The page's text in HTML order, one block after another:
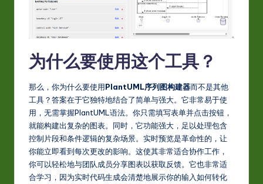
为什么要使用这个工具？
那么，你为什么要使用PlantUML序列图构建器而不是其他
工具？答案在于它独特地结合了简单与强大。它非常易于使
用，无需掌握PlantUML语法。你只需填写表单并点击按钮，
就能构建出复杂的图表。同时，它功能强大，足以处理包含
控制片段和条件逻辑的复杂场景。实时预览是革命性的，让
你能立即看到每次更改的影响。这使其非常适合协作工作，
你可以轻松地与团队成员分享图表以获取反馈。它也非常适
合学习，因为实时代码生成会清楚地展示你的输入如何转化